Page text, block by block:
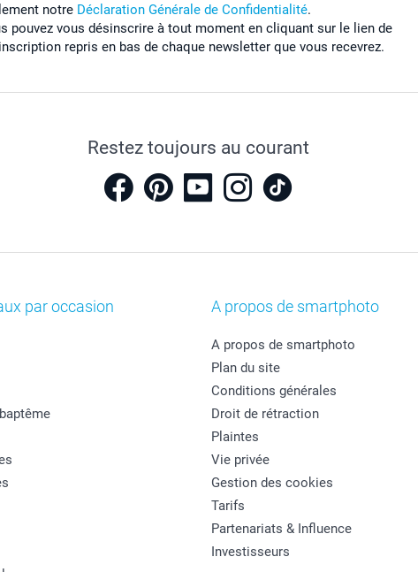
notre Déclaration Générale de Confidentialité.
pouvez vous désinscrire à tout moment en cliquant sur le lien de
repris en bas de chaque newsletter que vous recevrez.
Restez toujours au courant
par occasion A propos de smartphoto
A propos de smartphoto
Plan du site
Conditions générales
Droit de rétraction
Plaintes
Vie privée
Gestion des cookies
Tarifs
Partenariats & Influence
Investisseurs